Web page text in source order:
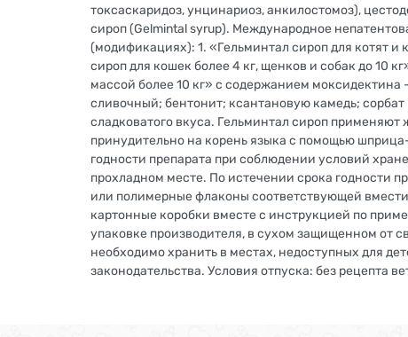
токсаскаридоз, унцинариоз, анкилостомоз),
сироп (Gelmintal syrup). Международное
(модификациях): 1. «Гельминтал сироп для котят
сироп для кошек более 4 кг, щенков и собак до 10
массой более 10 кг» с содержанием
сливочный; бентонит; ксантановую камедь;
сладковатого вкуса. Гельминтал сироп
принудительно на корень языка с помощью
годности препарата при соблюдении условий
прохладном месте. По истечении срока годности
или полимерные флаконы соответствующей
картонные коробки вместе с инструкцией по
упаковке производителя, в сухом защищенном от
необходимо хранить в местах, недоступных для
законодательства. Условия отпуска: без рецепта